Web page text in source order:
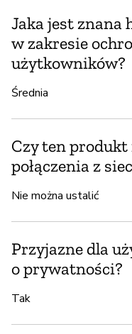
Jaka jest
w zakresie
użytkowników?
Średnia
Czy ten produkt
połączenia z
Nie można ustalić
Przyjazne dla
o prywatności?
Tak